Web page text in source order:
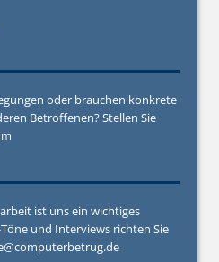
oder brauchen konkrete
Betroffenen? Stellen Sie
ist uns ein wichtiges
und Interviews richten Sie